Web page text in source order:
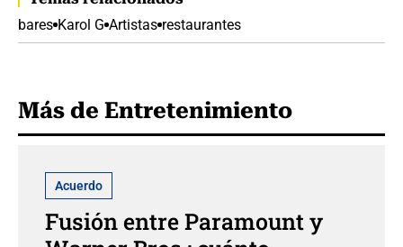
bares Karol G Artistas restaurantes
Más de Entretenimiento
Acuerdo
Fusión entre Paramount y